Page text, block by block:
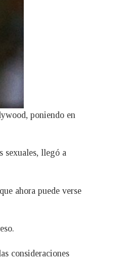
poniendo en
sexuales, llegó a
ahora puede verse
consideraciones